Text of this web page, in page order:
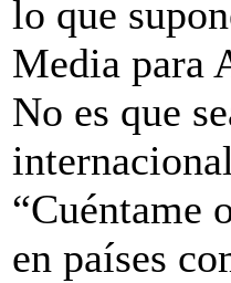
lo que
Media para
No es que
“Cuéntame
en países